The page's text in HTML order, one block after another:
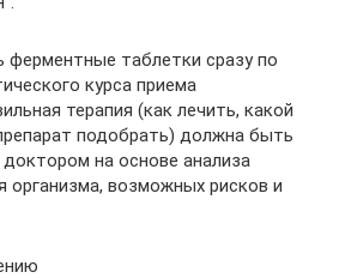
ферментные таблетки сразу по
курса приема
терапия (как лечить, какой
подобрать) должна быть
на основе анализа
организма, возможных рисков и